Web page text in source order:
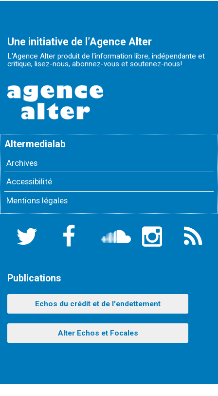
Une initiative de l’Agence Alter
L'Agence Alter produit de l'information libre, indépendante et
critique, lisez-nous, abonnez-vous et soutenez-nous!
Altermedialab
Archives
Accessibilité
Mentions légales
Facebook Soundcloud Instagram
RSS
Publications
Echos du crédit et de l'endettement
Alter Echos et Focales